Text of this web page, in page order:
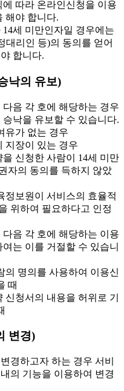
따라 온라인신청을 이용
해야 합니다.
세 미만인자일 경우에는
대리인 등)의 동의를 얻어
합니다.
낙의 유보)
음 각 호에 해당하는 경우
낙을 유보할 수 있습니다.
유가 없는 경우
지장이 있는 경우
을 신청한 사람이 14세 미만
자의 동의를 득하지 않았
정보원이 서비스의 효율적
위하여 필요하다고 인정
음 각 호에 해당하는 이용
는 이를 거절할 수 있습니
의 명의를 사용하여 이용신
때
신청서의 내용을 허위로 기
변경)
경하고자 하는 경우 서비
의 기능을 이용하여 변경